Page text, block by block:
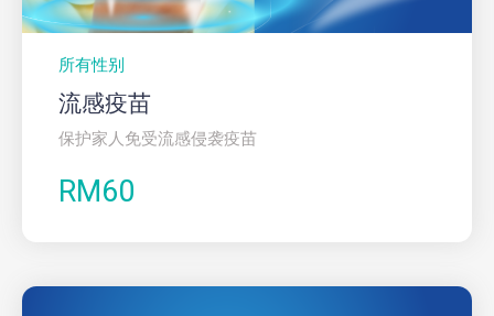
所有性别
流感疫苗
保护家人免受流感侵袭疫苗
RM60